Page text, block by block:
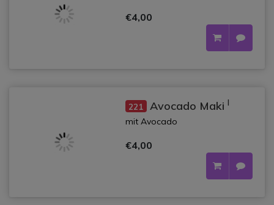
€4,00
221 Avocado Maki l
mit Avocado
€4,00